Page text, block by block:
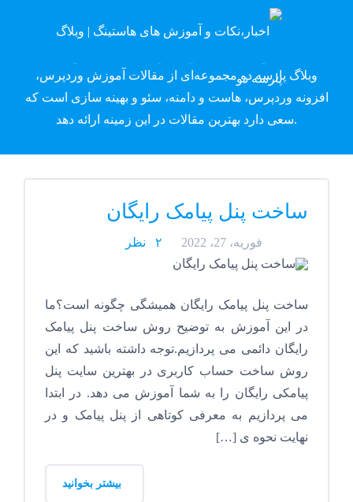
وبلاگ پارسه دِو
وبلاگ پارسه دو مجموعه‌ای از مقالات آموزش وردپرس،
افزونه وردپرس، هاست و دامنه، سئو و بهینه سازی است که
سعی دارد بهترین مقالات در این زمینه ارائه دهد.
ساخت پنل پیامک رایگان
فوریه، 27، 2022 ۲ نظر
ساخت پنل پیامک رایگان همیشگی چگونه است؟ما
در این آموزش به توضیح روش ساخت پنل پیامک
رایگان دائمی می پردازیم.توجه داشته باشید که این
روش ساخت حساب کاربری در بهترین سایت پنل
پیامکی رایگان را به شما آموزش می دهد. در ابتدا
می پردازیم به معرفی کوتاهی از پنل پیامک و در
نهایت نحوه ی […]
بیشتر بخوانید